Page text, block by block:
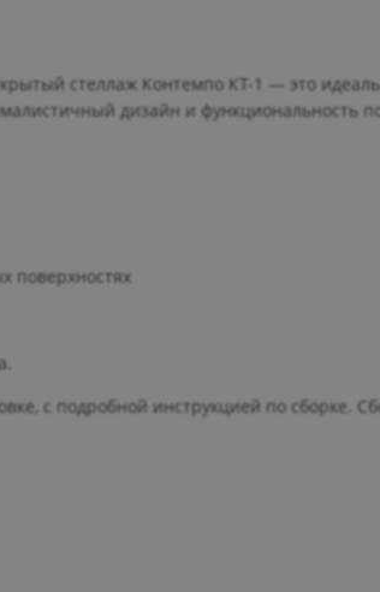
стеллаж Контемпо КТ-1 — это
дизайн и функциональность
поверхностях
с подробной инструкцией по сборке.